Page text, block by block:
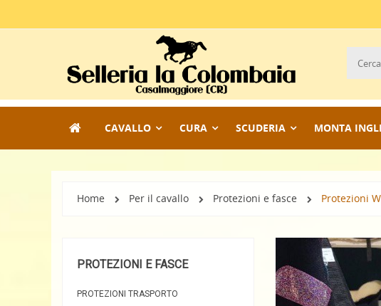
CAVALLO CURA SCUDERIA MONTA
Home Per il cavallo Protezioni e fasce Protezioni
PROTEZIONI E FASCE
PROTEZIONI TRASPORTO